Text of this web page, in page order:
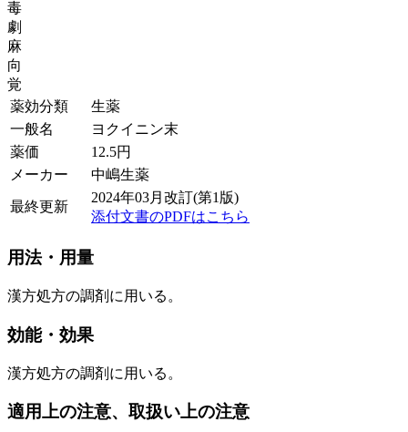
毒
劇
麻
向
覚
薬効分類
生薬
一般名
ヨクイニン末
薬価
12.5円
メーカー
中嶋生薬
最終更新
2024年03月改訂(第1版)
添付文書のPDFはこちら
用法・用量
漢方処方の調剤に用いる。
効能・効果
漢方処方の調剤に用いる。
適用上の注意、取扱い上の注意